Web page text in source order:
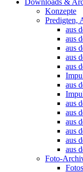
Downloads &
Konzepte
Predigten,
aus
aus
aus
aus
aus
aus
aus
aus
aus
aus
aus
aus
Foto-